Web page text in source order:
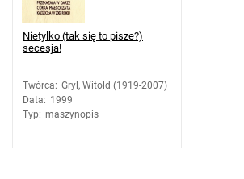
Nietylko (tak się to pisze?)
secesja!
Twórca: Gryl, Witold (1919-2007)
Data: 1999
Typ: maszynopis